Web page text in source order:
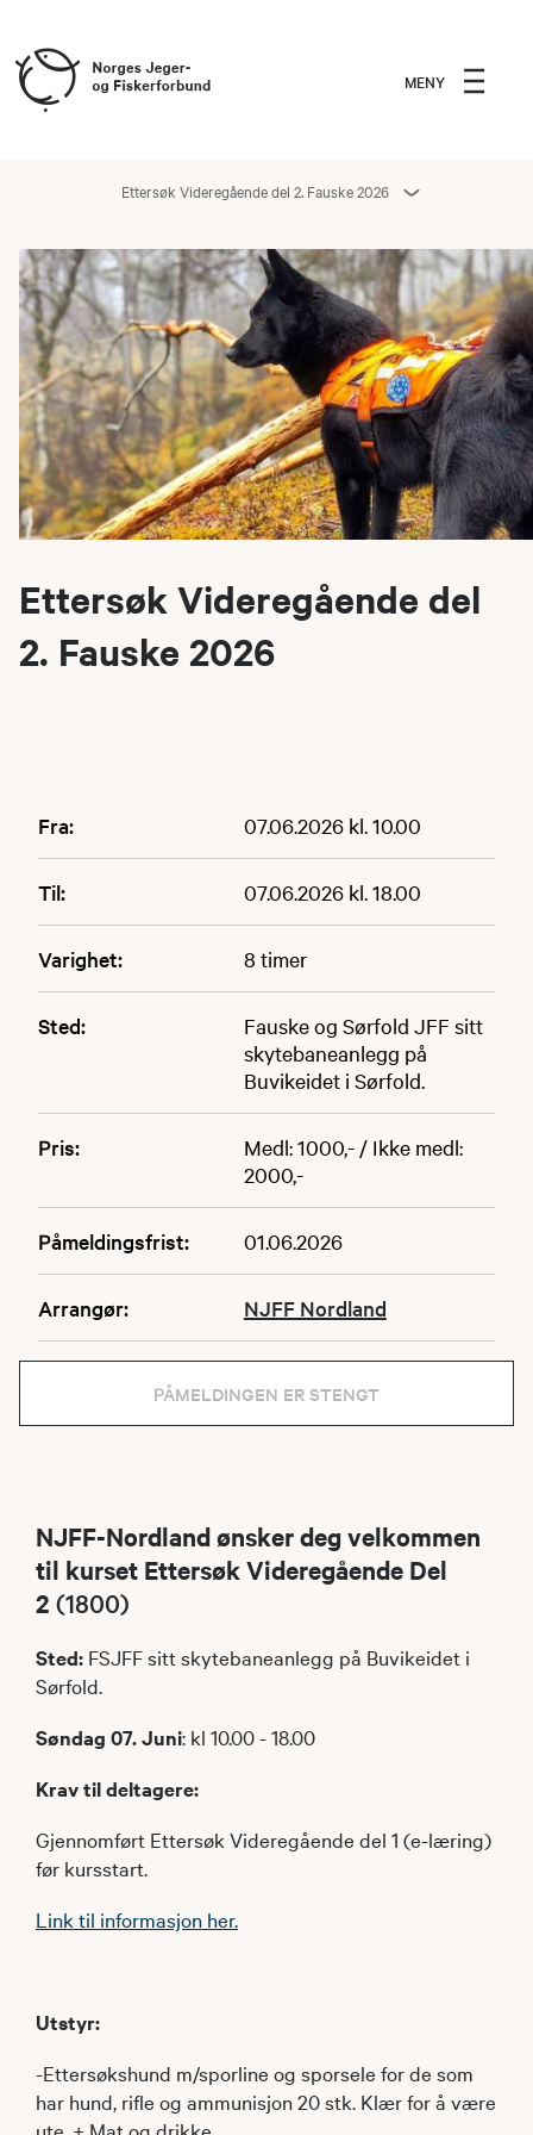
MENY
Ettersøk Videregående del 2. Fauske 2026
Ettersøk Videregående del
2. Fauske 2026
Fra: 07.06.2026 kl. 10.00
Til: 07.06.2026 kl. 18.00
Varighet: 8 timer
Sted:
Fauske og Sørfold JFF sitt
skytebaneanlegg på
Buvikeidet i Sørfold.
Pris:
Medl: 1000,- / Ikke medl:
2000,-
Påmeldingsfrist: 01.06.2026
Arrangør: NJFF Nordland
PÅMELDINGEN ER STENGT
NJFF-Nordland ønsker deg velkommen
til kurset Ettersøk Videregående Del
2 (1800)
Sted: FSJFF sitt skytebaneanlegg på Buvikeidet i
Sørfold.
Søndag 07. Juni: kl 10.00 - 18.00
Krav til deltagere:
Gjennomført Ettersøk Videregående del 1 (e-læring)
før kursstart.
Link til informasjon her.
Utstyr:
-Ettersøkshund m/sporline og sporsele for de som
har hund, rifle og ammunisjon 20 stk. Klær for å være
ute. + Mat og drikke.